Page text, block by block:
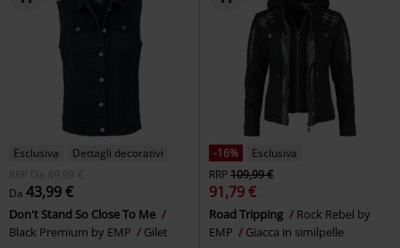
Esclusiva
Dettagli decorativi
RRP
Da
49,99 €
Da 43,99 €
Don't Stand So Close To Me
Black Premium by EMP
Gilet
-16%
Esclusiva
RRP109,99 €
91,79 €
Road Tripping
Rock Rebel by
EMP
Giacca in similpelle